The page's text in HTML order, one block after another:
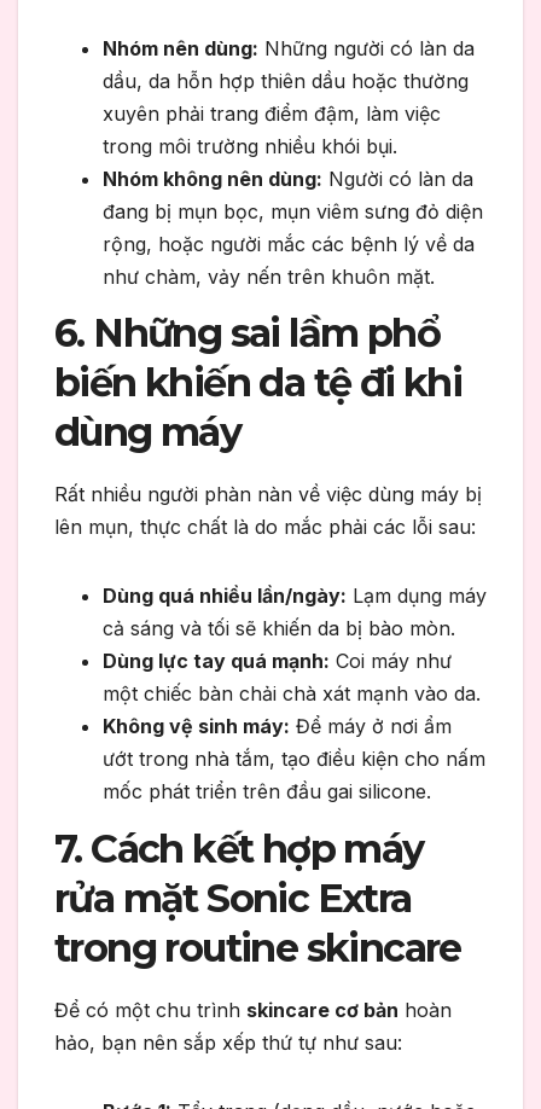
Nhóm nên dùng: Những người có làn da
dầu, da hỗn hợp thiên dầu hoặc thường
xuyên phải trang điểm đậm, làm việc
trong môi trường nhiều khói bụi.
Nhóm không nên dùng: Người có làn da
đang bị mụn bọc, mụn viêm sưng đỏ diện
rộng, hoặc người mắc các bệnh lý về da
như chàm, vảy nến trên khuôn mặt.
6. Những sai lầm phổ
biến khiến da tệ đi khi
dùng máy
Rất nhiều người phàn nàn về việc dùng máy bị
lên mụn, thực chất là do mắc phải các lỗi sau:
Dùng quá nhiều lần/ngày: Lạm dụng máy
cả sáng và tối sẽ khiến da bị bào mòn.
Dùng lực tay quá mạnh: Coi máy như
một chiếc bàn chải chà xát mạnh vào da.
Không vệ sinh máy: Để máy ở nơi ẩm
ướt trong nhà tắm, tạo điều kiện cho nấm
mốc phát triển trên đầu gai silicone.
7. Cách kết hợp máy
rửa mặt Sonic Extra
trong routine skincare
Để có một chu trình skincare cơ bản hoàn
hảo, bạn nên sắp xếp thứ tự như sau: